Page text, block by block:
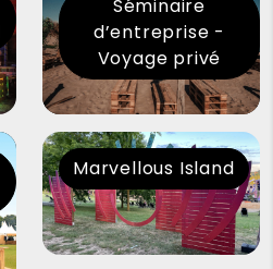
Séminaire
d’entreprise -
Voyage privé
Marvellous Island